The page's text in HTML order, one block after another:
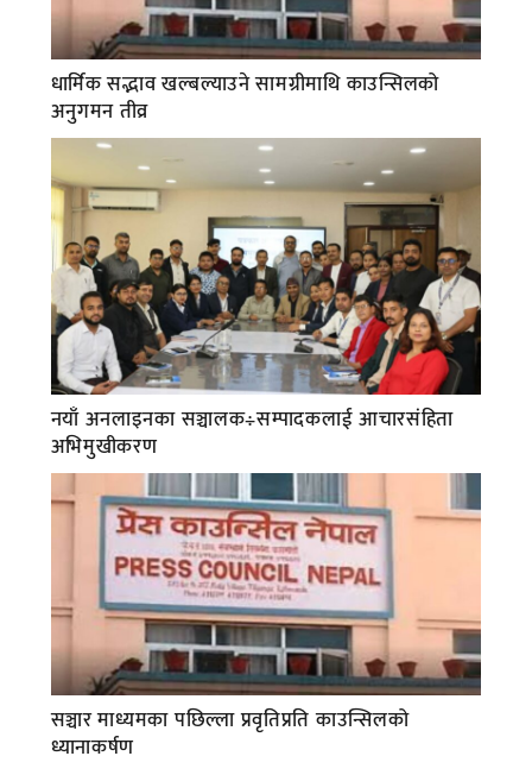
धार्मिक सद्भाव खल्बल्याउने सामग्रीमाथि काउन्सिलको
अनुगमन तीव्र
नयाँ अनलाइनका सञ्चालक÷सम्पादकलाई आचारसंहिता
अभिमुखीकरण
सञ्चार माध्यमका पछिल्ला प्रवृतिप्रति काउन्सिलको
ध्यानाकर्षण